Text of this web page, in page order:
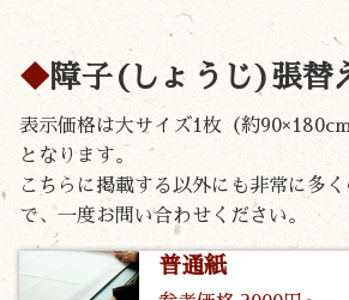
障子(しょうじ)張替
表示価格は大サイズ1枚（約
となります。
こちらに掲載する以外にも非常に多
で、一度お問い合わせください。
普通紙